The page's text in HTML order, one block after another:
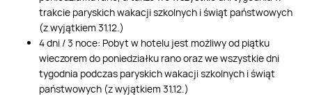
trakcie paryskich wakacji szkolnych i świąt państwowych
(z wyjątkiem 31.12.)
4 dni / 3 noce: Pobyt w hotelu jest możliwy od piątku
wieczorem do poniedziałku rano oraz we wszystkie dni
tygodnia podczas paryskich wakacji szkolnych i świąt
państwowych (z wyjątkiem 31.12.)